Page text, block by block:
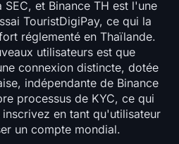
et Binance TH est l'une
TouristDigiPay, ce qui la
réglementé en Thaïlande.
utilisateurs est que
connexion distincte, dotée
indépendante de Binance
processus de KYC, ce qui
en tant qu'utilisateur
un compte mondial.